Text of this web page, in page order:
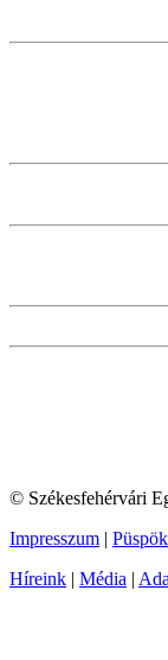
© Székesfehérvári
Impresszum |
Híreink | Média |